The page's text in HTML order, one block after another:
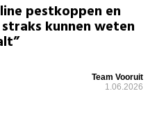
pestkoppen en
kunnen weten
Team Vooruit
1.06.2026